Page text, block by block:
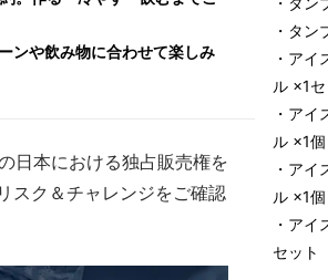
ンや飲み物に合わせて楽しみ
日本における独占販売権を
スク＆チャレンジをご確認
・タン
・ア
ル ×1
・ア
ル ×1個
・ア
ル ×1個
・ア
セット